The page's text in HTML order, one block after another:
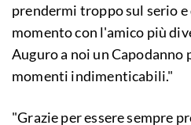
prendermi troppo sul serio
momento con l'amico più
Auguro a noi un Capodanno
momenti indimenticabili."
"Grazie per essere sempre